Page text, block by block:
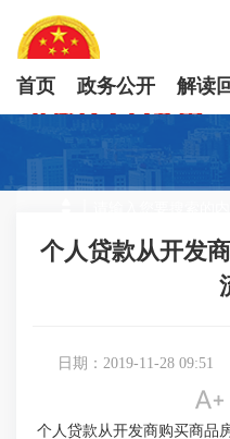
首页 政务公开 解读
个人贷款从开发
日期：2019-11-28 09:51

个人贷款从开发商购买商品